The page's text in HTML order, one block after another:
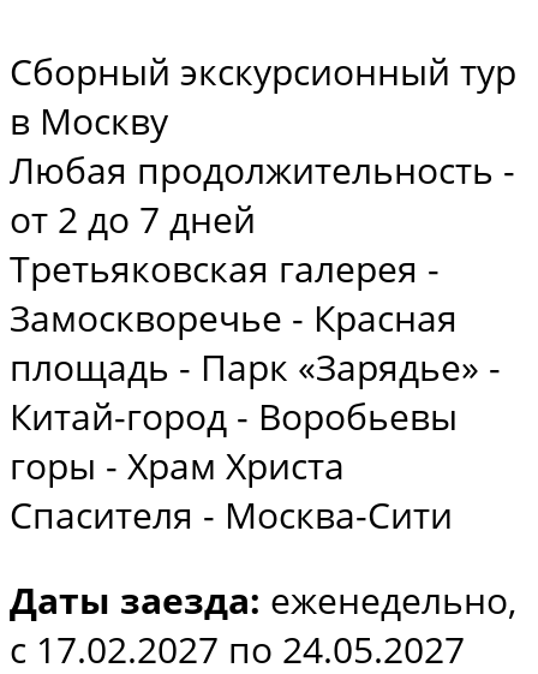
Сборный экскурсионный тур
в Москву
Любая продолжительность -
от 2 до 7 дней
Третьяковская галерея -
Замоскворечье - Красная
площадь - Парк «Зарядье» -
Китай-город - Воробьевы
горы - Храм Христа
Спасителя - Москва-Сити
Даты заезда: еженедельно,
с 17.02.2027 по 24.05.2027